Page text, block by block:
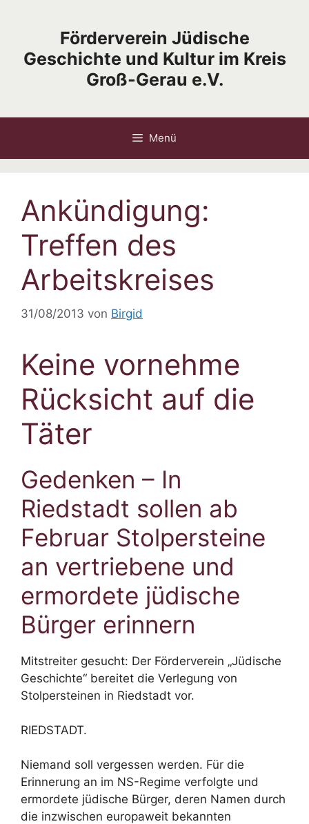
Förderverein Jüdische
Geschichte und Kultur im Kreis
Groß-Gerau e.V.
Menü
Ankündigung:
Treffen des
Arbeitskreises
31/08/2013 von Birgid
Keine vornehme
Rücksicht auf die
Täter
Gedenken – In
Riedstadt sollen ab
Februar Stolpersteine
an vertriebene und
ermordete jüdische
Bürger erinnern
Mitstreiter gesucht: Der Förderverein „Jüdische
Geschichte“ bereitet die Verlegung von
Stolpersteinen in Riedstadt vor.
RIEDSTADT.
Niemand soll vergessen werden. Für die
Erinnerung an im NS-Regime verfolgte und
ermordete jüdische Bürger, deren Namen durch
die inzwischen europaweit bekannten